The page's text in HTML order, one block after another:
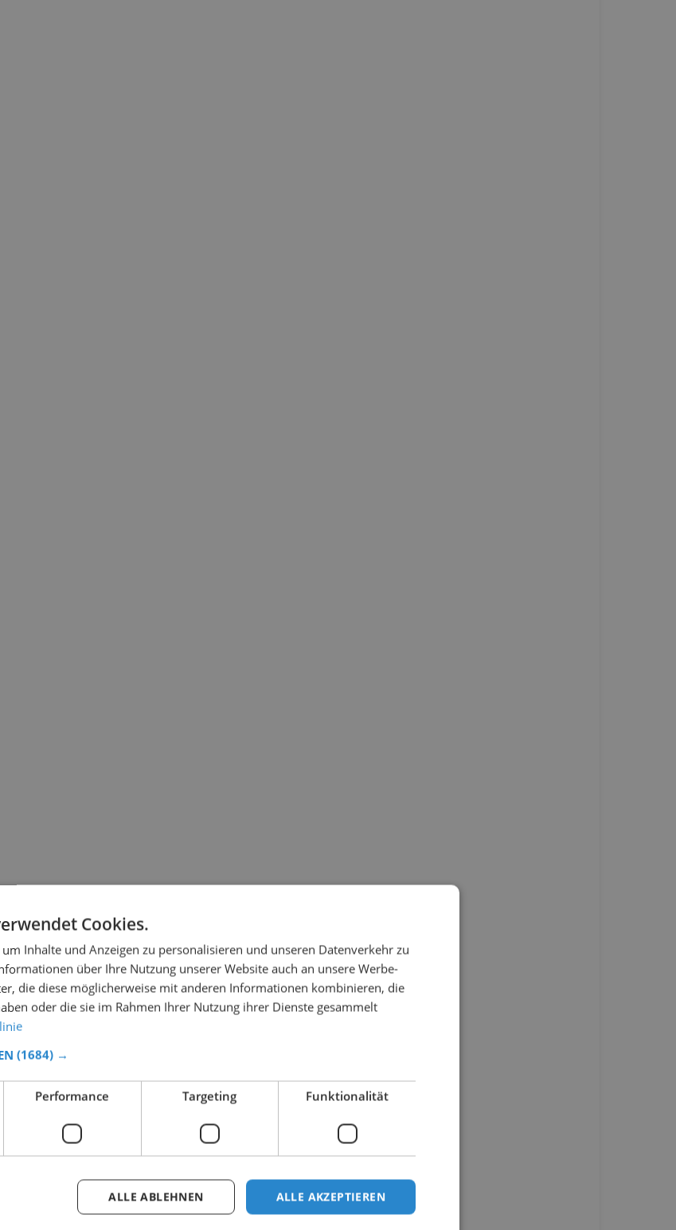
Cookies.
Inhalte und Anzeigen zu personalisieren und unseren Datenverkehr zu
über Ihre Nutzung unserer Website auch an unsere Werbe-
die diese möglicherweise mit anderen Informationen kombinieren, die
oder die sie im Rahmen Ihrer Nutzung ihrer Dienste gesammelt
(1684) →
Performance Targeting Funktionalität
ALLE AKZEPTIEREN
ALLE ABLEHNEN